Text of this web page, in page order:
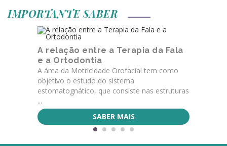
IMPORTANTE SABER
A relação entre a Terapia da Fala
e a Ortodontia
A área da Motricidade Orofacial tem como
objetivo o estudo do sistema
estomatognático, que consiste nas estruturas
...
SABER MAIS